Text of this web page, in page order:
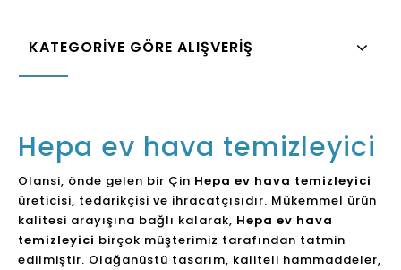
KATEGORİYE GÖRE ALIŞVERİŞ
Hepa ev hava temizleyici
Olansi, önde gelen bir Çin Hepa ev hava temizleyici
üreticisi, tedarikçisi ve ihracatçısıdır. Mükemmel ürün
kalitesi arayışına bağlı kalarak, Hepa ev hava
temizleyici birçok müşterimiz tarafından tatmin
edilmiştir. Olağanüstü tasarım, kaliteli hammaddeler,